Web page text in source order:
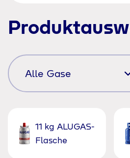
11 kg ALUGAS-
Flasche